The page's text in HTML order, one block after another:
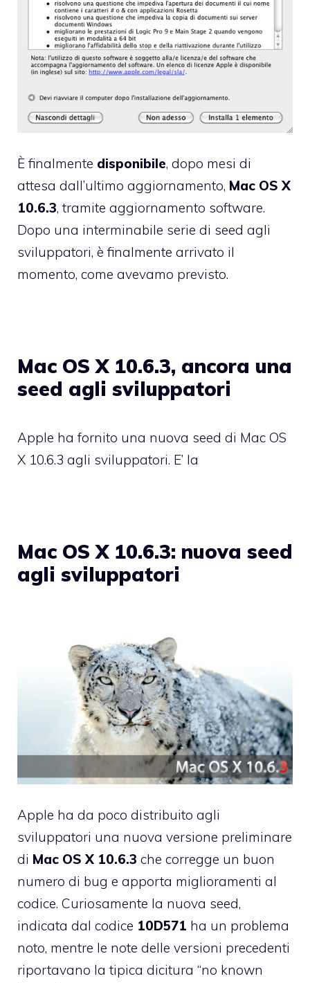
È finalmente disponibile, dopo mesi di
attesa dall’ultimo aggiornamento, Mac OS X
10.6.3, tramite aggiornamento software.
Dopo una interminabile serie di seed agli
sviluppatori, è finalmente arrivato il
momento, come avevamo previsto.
Mac OS X 10.6.3, ancora una
seed agli sviluppatori
Apple ha fornito una nuova seed di Mac OS
X 10.6.3 agli sviluppatori. E’ la
Mac OS X 10.6.3: nuova seed
agli sviluppatori
Apple ha da poco distribuito agli
sviluppatori una nuova versione preliminare
di Mac OS X 10.6.3 che corregge un buon
numero di bug e apporta miglioramenti al
codice. Curiosamente la nuova seed,
indicata dal codice 10D571 ha un problema
noto, mentre le note delle versioni precedenti
riportavano la tipica dicitura “no known